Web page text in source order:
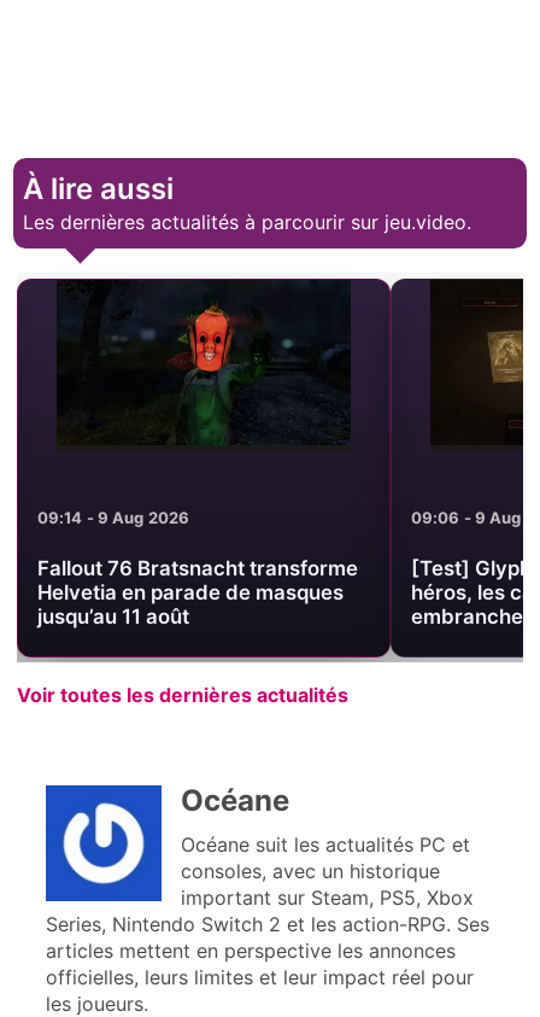
À lire aussi
Les dernières actualités à parcourir sur jeu.video.
09:14 - 9 Aug 2026
Fallout 76 Bratsnacht transforme
Helvetia en parade de masques
jusqu’au 11 août
09:06 - 9 Aug
[Test]
héros, les
Voir toutes les dernières actualités
Océane
Océane suit les actualités PC et
consoles, avec un historique
important sur Steam, PS5, Xbox
Series, Nintendo Switch 2 et les action-RPG. Ses
articles mettent en perspective les annonces
officielles, leurs limites et leur impact réel pour
les joueurs.